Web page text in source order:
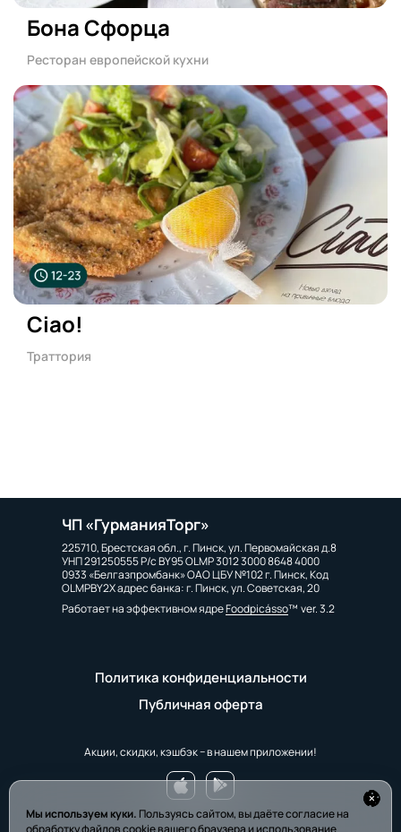
Мы используем куки. Пользуясь сайтом, вы даёте согласие на
обработку файлов cookie вашего браузера и использование
Бона Сфорца
Ресторан европейской кухни
Ciao!
Траттория
ЧП «ГурманияТорг»
225710, Брестская обл., г. Пинск, ул. Первомайская д.8
УНП 291250555 Р/с BY95 OLMP 3012 3000 8648 4000
0933 «Белгазпромбанк» ОАО ЦБУ №102 г. Пинск, Код
OLMPBY2X адрес банка: г. Пинск, ул. Советская, 20
Работает на эффективном ядреFoodpicássover. 3.2
Политика конфиденциальности
Публичная оферта
Акции, скидки, кэшбэк − в нашем приложении!